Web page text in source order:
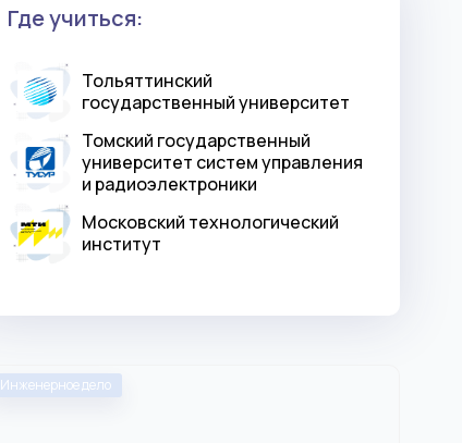
Где учиться:
Тольяттинский
государственный университет
Томский государственный
университет систем управления
и радиоэлектроники
Московский технологический
институт
Инженерное дело